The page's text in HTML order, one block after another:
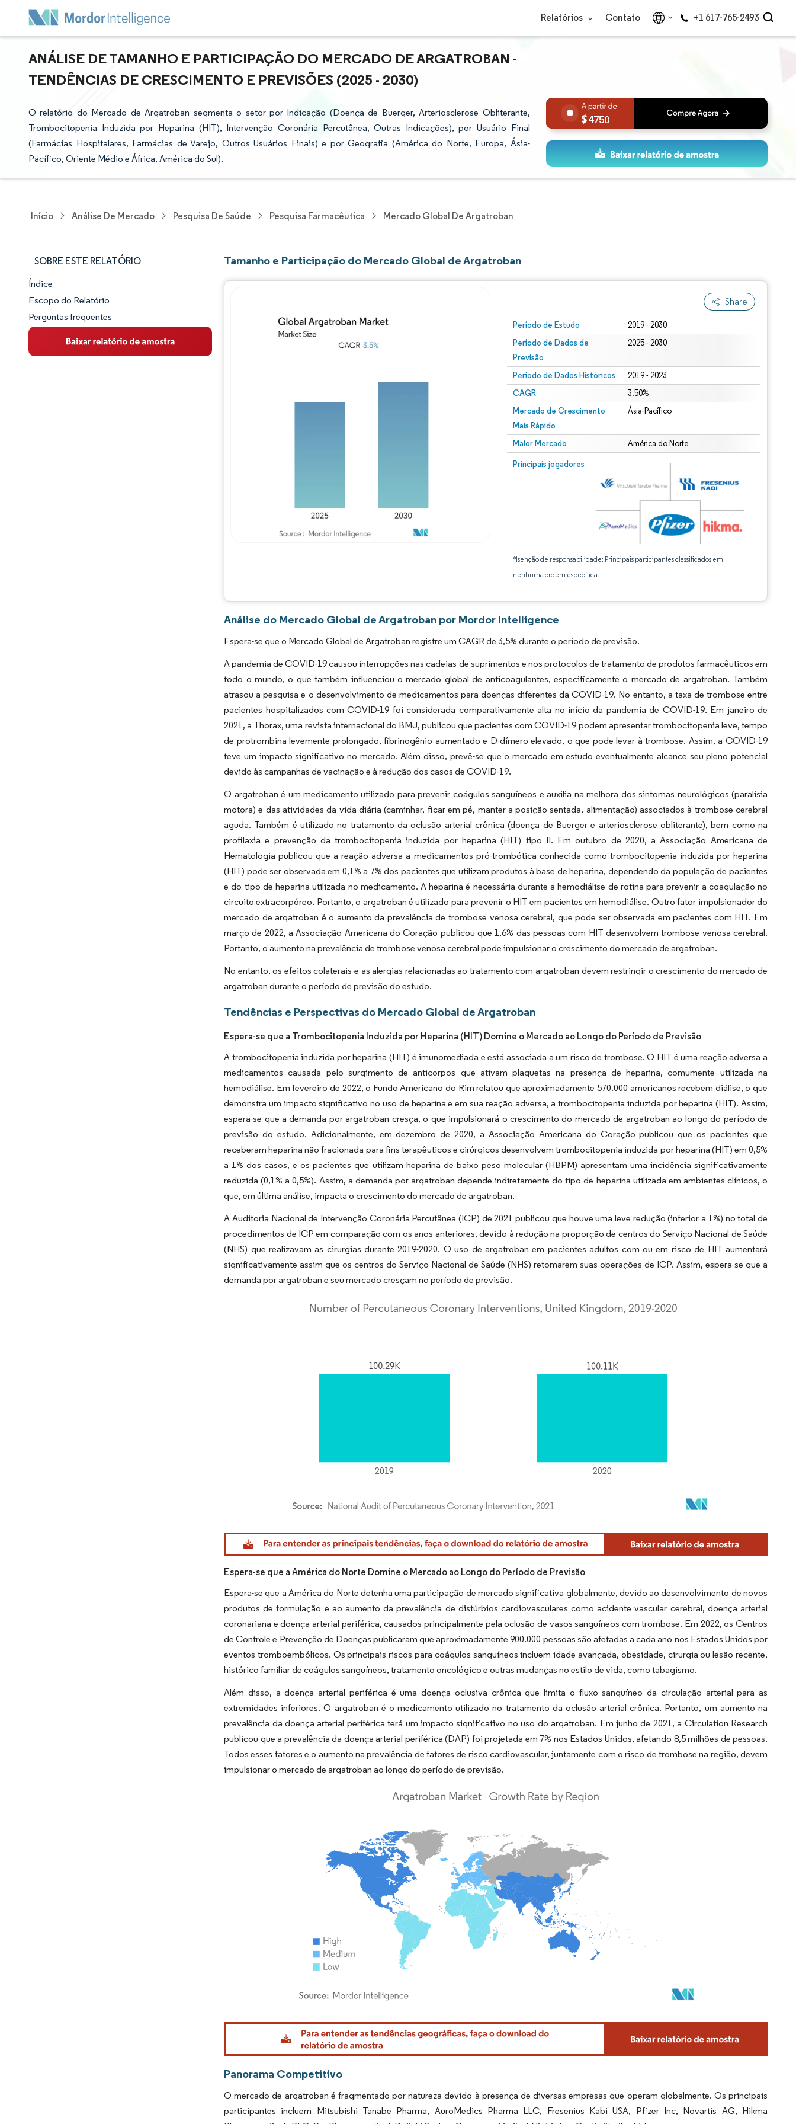
Relatórios Contato +1 617-765-2493
ANÁLISE DE TAMANHO E PARTICIPAÇÃO DO MERCADO DE ARGATROBAN -
TENDÊNCIAS DE CRESCIMENTO E PREVISÕES (2025 - 2030)
O relatório do Mercado de Argatroban segmenta o setor por Indicação (Doença de Buerger, Arteriosclerose Obliterante,
Trombocitopenia Induzida por Heparina (HIT), Intervenção Coronária Percutânea, Outras Indicações), por Usuário Final
(Farmácias Hospitalares, Farmácias de Varejo, Outros Usuários Finais) e por Geografia (América do Norte, Europa, Ásia-
Pacífico, Oriente Médio e África, América do Sul).
4750
Início Análise De Mercado Pesquisa De Saúde Pesquisa Farmacêutica Mercado Global De Argatroban
SOBRE ESTE RELATÓRIO
Panorama do Mercado
Visão Geral do Mercado
Principais Tendências de Mercado
Índice
Escopo do Relatório
Perguntas frequentes
Tamanho e Participação do Mercado Global de Argatroban
Share
Período de Estudo 2019 - 2030
Período de Dados de
Previsão
2025 - 2030
Período de Dados Históricos 2019 - 2023
CAGR 3.50%
Mercado de Crescimento
Mais Rápido
Ásia-Pacífico
Maior Mercado América do Norte
Principais jogadores
*Isenção de responsabilidade: Principais participantes classificados em
nenhuma ordem específica
Análise do Mercado Global de Argatroban por Mordor Intelligence
Espera-se que o Mercado Global de Argatroban registre um CAGR de 3,5% durante o período de previsão.
A pandemia de COVID-19 causou interrupções nas cadeias de suprimentos e nos protocolos de tratamento de produtos farmacêuticos em
todo o mundo, o que também influenciou o mercado global de anticoagulantes, especificamente o mercado de argatroban. Também
atrasou a pesquisa e o desenvolvimento de medicamentos para doenças diferentes da COVID-19. No entanto, a taxa de trombose entre
pacientes hospitalizados com COVID-19 foi considerada comparativamente alta no início da pandemia de COVID-19. Em janeiro de
2021, a Thorax, uma revista internacional do BMJ, publicou que pacientes com COVID-19 podem apresentar trombocitopenia leve, tempo
de protrombina levemente prolongado, fibrinogênio aumentado e D-dímero elevado, o que pode levar à trombose. Assim, a COVID-19
teve um impacto significativo no mercado. Além disso, prevê-se que o mercado em estudo eventualmente alcance seu pleno potencial
devido às campanhas de vacinação e à redução dos casos de COVID-19.
O argatroban é um medicamento utilizado para prevenir coágulos sanguíneos e auxilia na melhora dos sintomas neurológicos (paralisia
motora) e das atividades da vida diária (caminhar, ficar em pé, manter a posição sentada, alimentação) associados à trombose cerebral
aguda. Também é utilizado no tratamento da oclusão arterial crônica (doença de Buerger e arteriosclerose obliterante), bem como na
profilaxia e prevenção da trombocitopenia induzida por heparina (HIT) tipo II. Em outubro de 2020, a Associação Americana de
Hematologia publicou que a reação adversa a medicamentos pró-trombótica conhecida como trombocitopenia induzida por heparina
(HIT) pode ser observada em 0,1% a 7% dos pacientes que utilizam produtos à base de heparina, dependendo da população de pacientes
e do tipo de heparina utilizada no medicamento. A heparina é necessária durante a hemodiálise de rotina para prevenir a coagulação no
circuito extracorpóreo. Portanto, o argatroban é utilizado para prevenir o HIT em pacientes em hemodiálise. Outro fator impulsionador do
mercado de argatroban é o aumento da prevalência de trombose venosa cerebral, que pode ser observada em pacientes com HIT. Em
março de 2022, a Associação Americana do Coração publicou que 1,6% das pessoas com HIT desenvolvem trombose venosa cerebral.
Portanto, o aumento na prevalência de trombose venosa cerebral pode impulsionar o crescimento do mercado de argatroban.
No entanto, os efeitos colaterais e as alergias relacionadas ao tratamento com argatroban devem restringir o crescimento do mercado de
argatroban durante o período de previsão do estudo.
Tendências e Perspectivas do Mercado Global de Argatroban
Espera-se que a Trombocitopenia Induzida por Heparina (HIT) Domine o Mercado ao Longo do Período de Previsão
A trombocitopenia induzida por heparina (HIT) é imunomediada e está associada a um risco de trombose. O HIT é uma reação adversa a
medicamentos causada pelo surgimento de anticorpos que ativam plaquetas na presença de heparina, comumente utilizada na
hemodiálise. Em fevereiro de 2022, o Fundo Americano do Rim relatou que aproximadamente 570.000 americanos recebem diálise, o que
demonstra um impacto significativo no uso de heparina e em sua reação adversa, a trombocitopenia induzida por heparina (HIT). Assim,
espera-se que a demanda por argatroban cresça, o que impulsionará o crescimento do mercado de argatroban ao longo do período de
previsão do estudo. Adicionalmente, em dezembro de 2020, a Associação Americana do Coração publicou que os pacientes que
receberam heparina não fracionada para fins terapêuticos e cirúrgicos desenvolvem trombocitopenia induzida por heparina (HIT) em 0,5%
a 1% dos casos, e os pacientes que utilizam heparina de baixo peso molecular (HBPM) apresentam uma incidência significativamente
reduzida (0,1% a 0,5%). Assim, a demanda por argatroban depende indiretamente do tipo de heparina utilizada em ambientes clínicos, o
que, em última análise, impacta o crescimento do mercado de argatroban.
A Auditoria Nacional de Intervenção Coronária Percutânea (ICP) de 2021 publicou que houve uma leve redução (inferior a 1%) no total de
procedimentos de ICP em comparação com os anos anteriores, devido à redução na proporção de centros do Serviço Nacional de Saúde
(NHS) que realizavam as cirurgias durante 2019-2020. O uso de argatroban em pacientes adultos com ou em risco de HIT aumentará
significativamente assim que os centros do Serviço Nacional de Saúde (NHS) retomarem suas operações de ICP. Assim, espera-se que a
demanda por argatroban e seu mercado cresçam no período de previsão.
Imagem © Mordor Intelligence. O reuso requer atribuição conforme CC BY 4.0.
Espera-se que a América do Norte Domine o Mercado ao Longo do Período de Previsão
Espera-se que a América do Norte detenha uma participação de mercado significativa globalmente, devido ao desenvolvimento de novos
produtos de formulação e ao aumento da prevalência de distúrbios cardiovasculares como acidente vascular cerebral, doença arterial
coronariana e doença arterial periférica, causados principalmente pela oclusão de vasos sanguíneos com trombose. Em 2022, os Centros
de Controle e Prevenção de Doenças publicaram que aproximadamente 900.000 pessoas são afetadas a cada ano nos Estados Unidos por
eventos tromboembólicos. Os principais riscos para coágulos sanguíneos incluem idade avançada, obesidade, cirurgia ou lesão recente,
histórico familiar de coágulos sanguíneos, tratamento oncológico e outras mudanças no estilo de vida, como tabagismo.
Além disso, a doença arterial periférica é uma doença oclusiva crônica que limita o fluxo sanguíneo da circulação arterial para as
extremidades inferiores. O argatroban é o medicamento utilizado no tratamento da oclusão arterial crônica. Portanto, um aumento na
prevalência da doença arterial periférica terá um impacto significativo no uso do argatroban. Em junho de 2021, a Circulation Research
publicou que a prevalência da doença arterial periférica (DAP) foi projetada em 7% nos Estados Unidos, afetando 8,5 milhões de pessoas.
Todos esses fatores e o aumento na prevalência de fatores de risco cardiovascular, juntamente com o risco de trombose na região, devem
impulsionar o mercado de argatroban ao longo do período de previsão.
Imagem © Mordor Intelligence. O reuso requer atribuição conforme CC BY 4.0.
Panorama Competitivo
O mercado de argatroban é fragmentado por natureza devido à presença de diversas empresas que operam globalmente. Os principais
participantes incluem Mitsubishi Tanabe Pharma, AuroMedics Pharma LLC, Fresenius Kabi USA, Pfizer Inc, Novartis AG, Hikma